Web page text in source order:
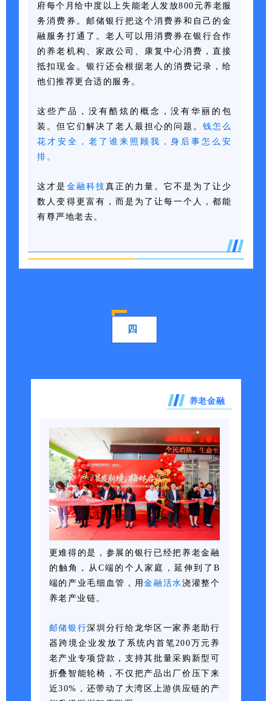
府每个月给中度以上失能老人发放800元养老服
务消费券。邮储银行把这个消费券和自己的金
融服务打通了。老人可以用消费券在银行合作
的养老机构、家政公司、康复中心消费，直接
抵扣现金。银行还会根据老人的消费记录，给
他们推荐更合适的服务。
这些产品，没有酷炫的概念，没有华丽的包
装。但它们解决了老人最担心的问题。钱怎么
花才安全，老了谁来照顾我，身后事怎么安
排。
这才是 金融科技真正的力量。它不是为了让少
数人变得更富有，而是为了让每一个人，都能
有尊严地老去。
四
养老金融
更难得的是，参展的银行已经把养老金融
的触角，从C端的个人家庭，延伸到了B
端的产业毛细血管，用金融活水 浇灌整个
养老产业链。
邮储银行深 圳分行给龙华区一家养老助行
器跨境企业发放了系统内首笔200万元养
老产业专项贷款，支持其批量采购新型可
折叠智能轮椅，不仅把产品出厂价压下来
近30%，还带动了大湾区上游供应链的产